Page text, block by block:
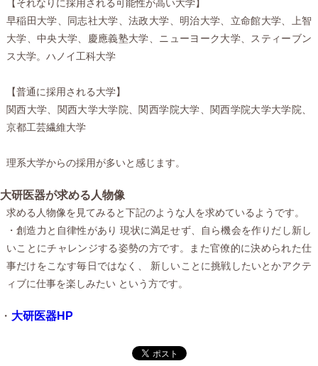
【それなりに採用される可能性が高い大学】
早稲田大学、同志社大学、法政大学、明治大学、立命館大学、上智
大学、中央大学、慶應義塾大学、ニューヨーク大学、スティーブン
ス大学。ハノイ工科大学
【普通に採用される大学】
関西大学、関西大学大学院、関西学院大学、関西学院大学大学院、
京都工芸繊維大学
理系大学からの採用が多いと感じます。
大研医器が求める人物像
求める人物像を見てみると下記のような人を求めているようです。
・創造力と自律性があり 現状に満足せず、自ら機会を作りだし新し
いことにチャレンジする姿勢の方です。また官僚的に決められた仕
事だけをこなす毎日ではなく、 新しいことに挑戦したいとかアクテ
ィブに仕事を楽しみたい という方です。
・ 大研医器HP